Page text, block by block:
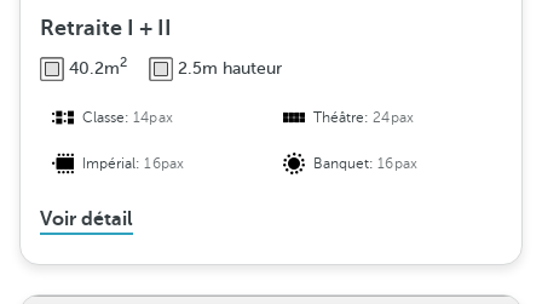
Retraite I + II
40.2m2 2.5m hauteur
Classe:14pax Théâtre:24pax
Impérial:16pax Banquet:16pax
Voir détail